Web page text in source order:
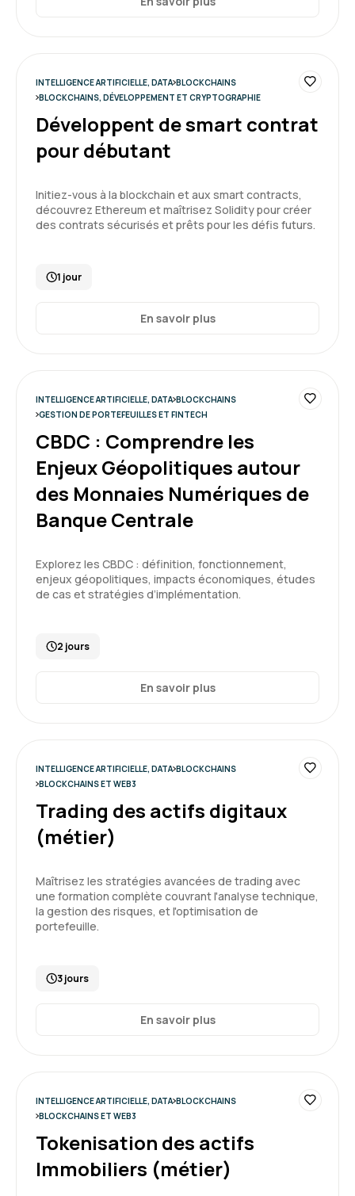
INTELLIGENCE ARTIFICIELLE, DATA BLOCKCHAINS
BLOCKCHAINS, DÉVELOPPEMENT ET CRYPTOGRAPHIE
Développent de smart contrat
pour débutant
Initiez-vous à la blockchain et aux smart contracts,
découvrez Ethereum et maîtrisez Solidity pour créer
des contrats sécurisés et prêts pour les défis futurs.
1 jour
En savoir plus
INTELLIGENCE ARTIFICIELLE, DATA BLOCKCHAINS
GESTION DE PORTEFEUILLES ET FINTECH
CBDC : Comprendre les
Enjeux Géopolitiques autour
des Monnaies Numériques de
Banque Centrale
Explorez les CBDC : définition, fonctionnement,
enjeux géopolitiques, impacts économiques, études
de cas et stratégies d’implémentation.
2 jours
En savoir plus
INTELLIGENCE ARTIFICIELLE, DATA BLOCKCHAINS
BLOCKCHAINS ET WEB3
Trading des actifs digitaux
(métier)
Maîtrisez les stratégies avancées de trading avec
une formation complète couvrant l'analyse technique,
la gestion des risques, et l'optimisation de
portefeuille.
3 jours
En savoir plus
INTELLIGENCE ARTIFICIELLE, DATA BLOCKCHAINS
BLOCKCHAINS ET WEB3
Tokenisation des actifs
Immobiliers (métier)